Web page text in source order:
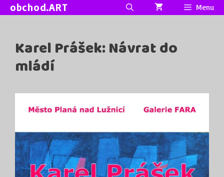
Přeskočit
na
obchod.ART Menu
Karel Prášek: Návrat do
mládí